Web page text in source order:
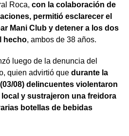
Roca, con la colaboración de
permitió esclarecer el
Mani Club y detener a los dos
hecho, ambos de 38 años.
luego de la denuncia del
quien advirtió que durante la
08) delincuentes violentaron
y sustrajeron una freidora
botellas de bebidas